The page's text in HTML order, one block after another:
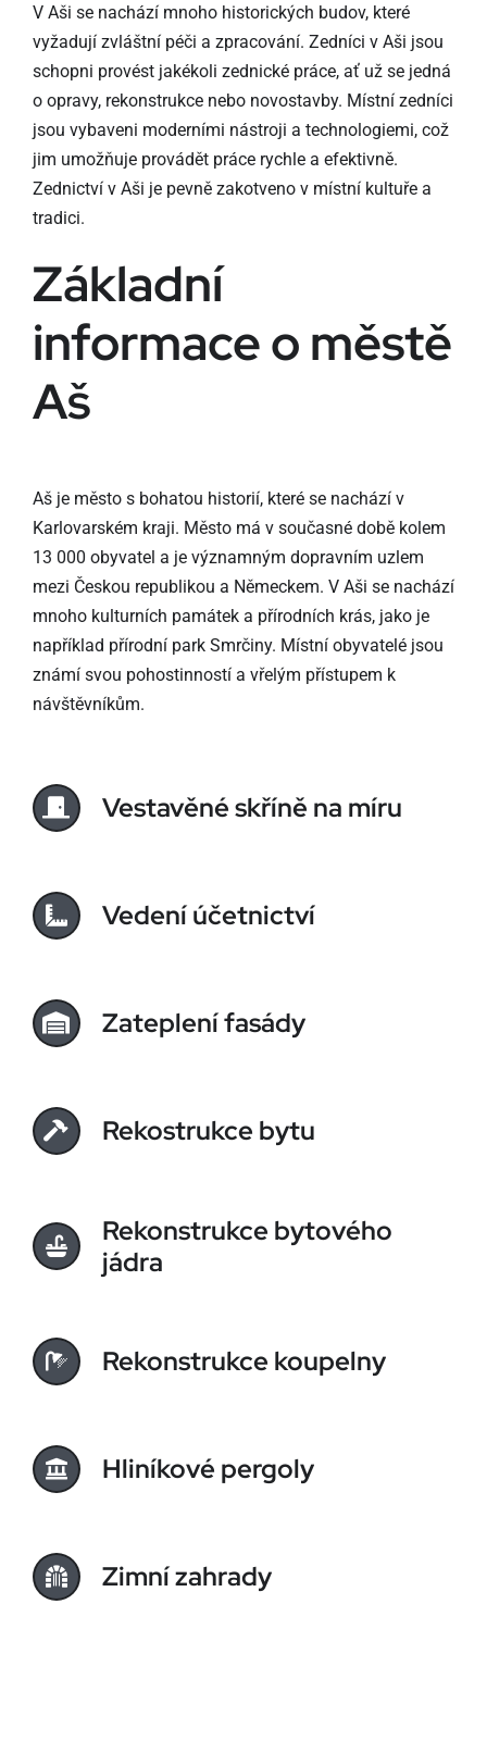
V Aši se nachází mnoho historických budov, které
vyžadují zvláštní péči a zpracování. Zedníci v Aši jsou
schopni provést jakékoli zednické práce, ať už se jedná
o opravy, rekonstrukce nebo novostavby. Místní zedníci
jsou vybaveni moderními nástroji a technologiemi, což
jim umožňuje provádět práce rychle a efektivně.
Zednictví v Aši je pevně zakotveno v místní kultuře a
tradici.
Základní
informace o městě
Aš
Aš je město s bohatou historií, které se nachází v
Karlovarském kraji. Město má v současné době kolem
13 000 obyvatel a je významným dopravním uzlem
mezi Českou republikou a Německem. V Aši se nachází
mnoho kulturních památek a přírodních krás, jako je
například přírodní park Smrčiny. Místní obyvatelé jsou
známí svou pohostinností a vřelým přístupem k
návštěvníkům.
Vestavěné skříně na míru
Vedení účetnictví
Zateplení fasády
Rekostrukce bytu
Rekonstrukce bytového
jádra
Rekonstrukce koupelny
Hliníkové pergoly
Zimní zahrady